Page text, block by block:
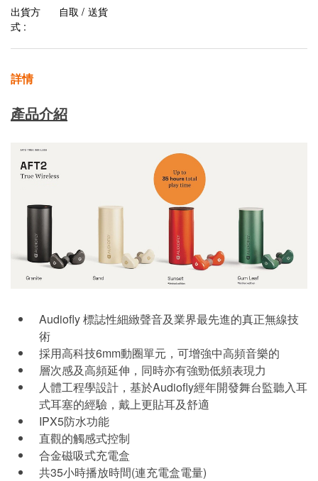
出貨方
式 :
自取 / 送貨
詳情
產品介紹
Audiofly 標誌性細緻聲音及業界最先進的真正無線技
術
採用高科技6mm動圈單元，可增強中高頻音樂的
層次感及高頻延伸，同時亦有強勁低頻表現力
人體工程學設計，基於Audiofly經年開發舞台監聽入耳
式耳塞的經驗，戴上更貼耳及舒適
IPX5防水功能
直觀的觸感式控制
合金磁吸式充電盒
共35小時播放時間(連充電盒電量)